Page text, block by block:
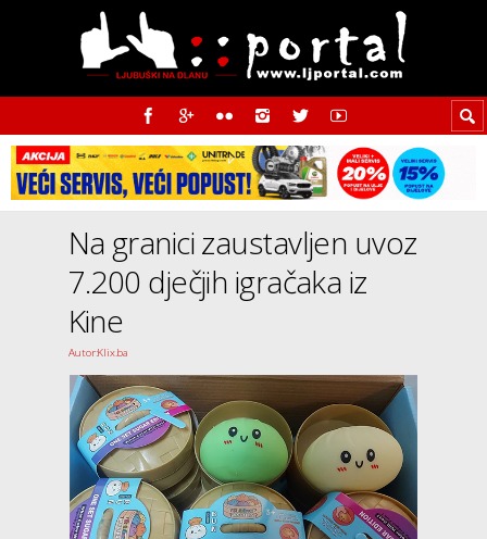
Na granici zaustavljen uvoz
7.200 dječjih igračaka iz
Kine
Autor:Klix.ba